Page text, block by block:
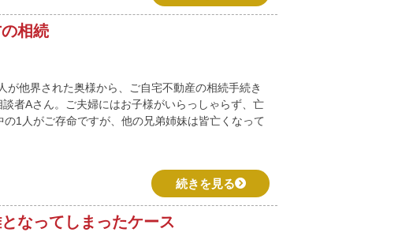
相続
他界された奥様から、ご自宅不動産の相続手続き
者Aさん。ご夫婦にはお子様がいらっしゃらず、亡
1人がご存命ですが、他の兄弟姉妹は皆亡くなって
続きを見る
なってしまったケース